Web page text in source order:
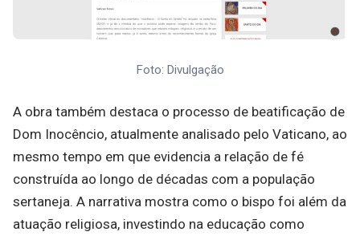
Foto: Divulgação
A obra também destaca o processo de beatificação de
Dom Inocêncio, atualmente analisado pelo Vaticano, ao
mesmo tempo em que evidencia a relação de fé
construída ao longo de décadas com a população
sertaneja. A narrativa mostra como o bispo foi além da
atuação religiosa, investindo na educação como